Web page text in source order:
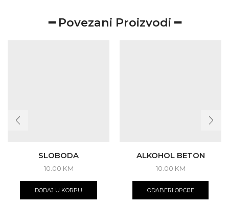
━ Povezani Proizvodi ━
SLOBODA
10.00 KM
DODAJ U KORPU
ALKOHOL BETON
10.00 KM
ODABERI OPCIJE